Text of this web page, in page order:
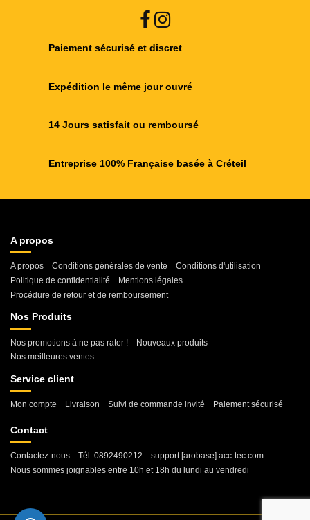
Paiement sécurisé et discret
Expédition le même jour ouvré
14 Jours satisfait ou remboursé
Entreprise 100% Française basée à Créteil
A propos
A propos Conditions générales de vente
Conditions d'utilisation
Politique de confidentialité
Mentions légales
Procédure de retour et de remboursement
Nos Produits
Nos promotions à ne pas rater !
Nouveaux produits
Nos meilleures ventes
Service client
Mon compte Livraison Suivi de commande invité Paiement sécurisé
Contact
Contactez-nous Tél: 0892490212
support [arobase] acc-tec.com
Nous sommes joignables entre 10h et 18h du lundi au vendredi